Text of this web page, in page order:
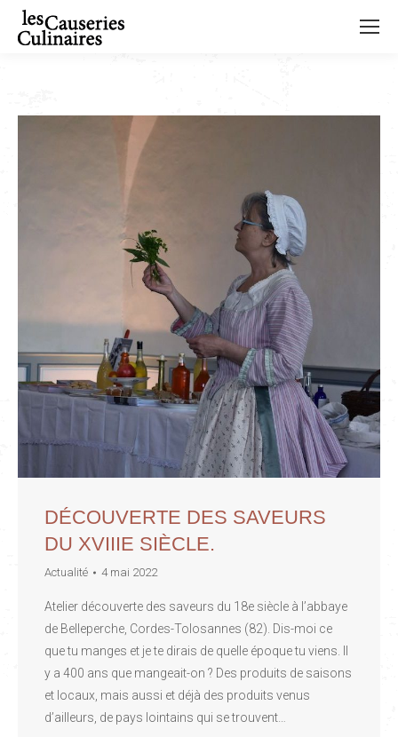
DÉCOUVERTE DES SAVEURS
DU XVIIIE SIÈCLE.
Actualité 4 mai 2022
Atelier découverte des saveurs du 18e siècle à l’abbaye
de Belleperche, Cordes-Tolosannes (82). Dis-moi ce
que tu manges et je te dirais de quelle époque tu viens. Il
y a 400 ans que mangeait-on ? Des produits de saisons
et locaux, mais aussi et déjà des produits venus
d’ailleurs, de pays lointains qui se trouvent…